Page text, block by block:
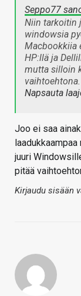
Seppo77
Niin tarkoitin
windowsia
Macbookkiia
HP:llä ja
mutta silloin
vaihtoehtona.
Napsauta
Joo ei saa
juuri
pitää
Kirjaudu sisään